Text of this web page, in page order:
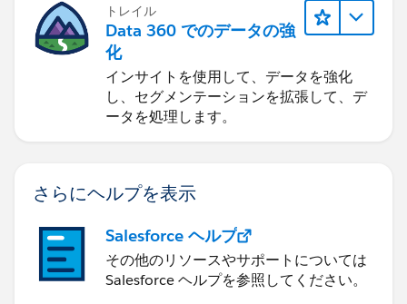
トレイル
Data 360 でのデータの強
化
インサイトを使用して、データを強化
し、セグメンテーションを拡張して、デ
ータを処理します。
さらにヘルプを表示
Salesforce ヘルプ
その他のリソースやサポートについては
Salesforce ヘルプを参照してください。